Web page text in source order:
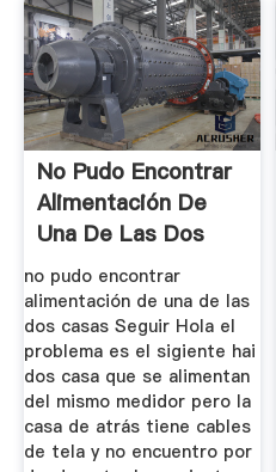
No Pudo Encontrar
Alimentación De
Una De Las Dos
Casas
no pudo encontrar
alimentación de una de las
dos casas Seguir Hola el
problema es el sigiente hai
dos casa que se alimentan
del mismo medidor pero la
casa de atrás tiene cables
de tela y no encuentro por